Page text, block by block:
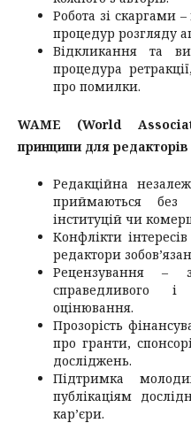
Робота зі скаргами
процедур розгляду
Відкликання та
процедура
про помилки.
WAME (World
принципи для редакторів
Редакційна
приймаються без
інституцій чи
Конфлікти
редактори
Рецензування –
справедливого і
оцінювання.
Прозорість
про гранти,
досліджень.
Підтримка
публікаціям
кар’єри.